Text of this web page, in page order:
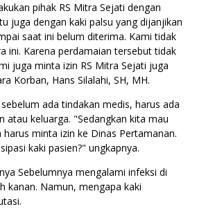
pihak RS Mitra Sejati dengan
juga dengan kaki palsu yang dijanjikan
saat ini belum diterima. Kami tidak
ini. Karena perdamaian tersebut tidak
juga minta izin RS Mitra Sejati juga
Korban, Hans Silalahi, SH, MH.
ada tindakan medis, harus ada
atau keluarga. "Sedangkan kita mau
minta izin ke Dinas Pertamanan.
kaki pasien?" ungkapnya.
Sebelumnya mengalami infeksi di
kanan. Namun, mengapa kaki